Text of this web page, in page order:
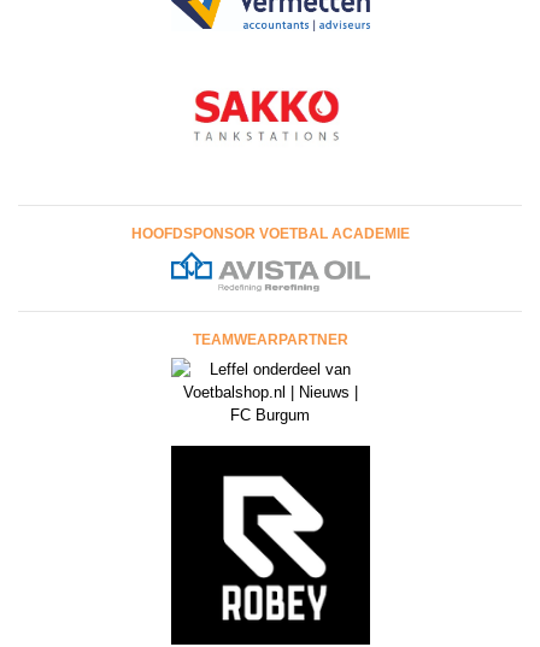
HOOFDSPONSOR VOETBAL ACADEMIE
TEAMWEARPARTNER